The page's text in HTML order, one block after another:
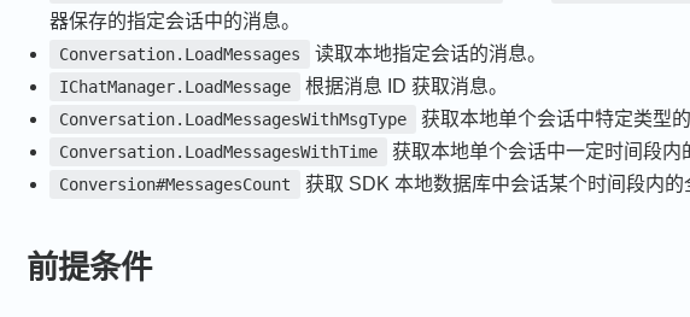
器保存的指定会话中的消息。
Conversation.LoadMessages 读取本地指定会话的消息。
IChatManager.LoadMessage 根据消息 ID 获取消息。
Conversation.LoadMessagesWithMsgType 获取本地单个会话中特定类型的
Conversation.LoadMessagesWithTime 获取本地单个会话中一定时间段内
Conversion#MessagesCount 获取 SDK 本地数据库中会话某个时间段内的
前提条件